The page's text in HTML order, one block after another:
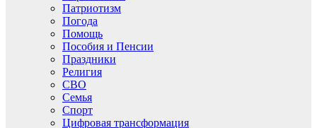
Патриотизм
Погода
Помощь
Пособия и Пенсии
Праздники
Религия
СВО
Семья
Спорт
Цифровая трансформация